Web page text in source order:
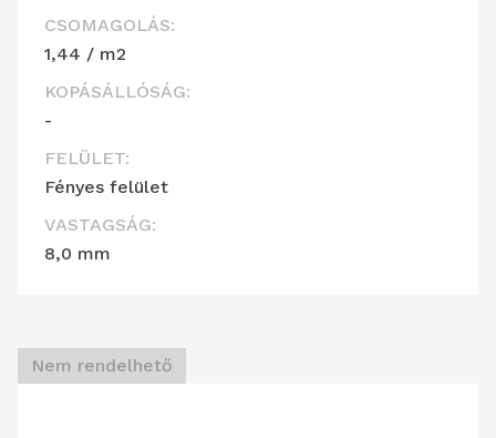
CSOMAGOLÁS:
1,44 / m2
KOPÁSÁLLÓSÁG:
-
FELÜLET:
Fényes felület
VASTAGSÁG:
8,0 mm
Nem rendelhető